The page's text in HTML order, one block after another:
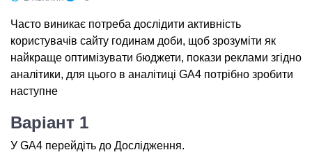
Часто виникає потреба дослідити активність
користувачів сайту годинам доби, щоб зрозуміти як
найкраще оптимізувати бюджети, покази реклами згідно
аналітики, для цього в аналітиці GA4 потрібно зробити
наступне
Варіант 1
У GA4 перейдіть до Дослідження.